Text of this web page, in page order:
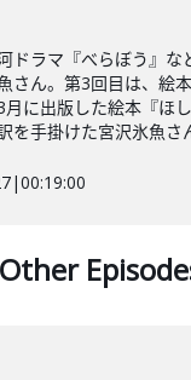
ドラマ『べらぼう』な
さん。第3回目は、絵
に出版した絵本『ほ
を手掛けた宮沢氷魚さ
|00:19:00
Other